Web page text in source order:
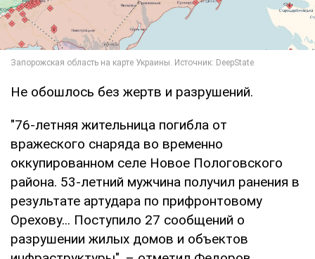
Не обошлось без жертв и разрушений.
"76-летняя жительница погибла от
вражеского снаряда во временно
оккупированном селе Новое Пологовского
района. 53-летний мужчина получил ранения в
результате артудара по прифронтовому
Орехову... Поступило 27 сообщений о
разрушении жилых домов и объектов